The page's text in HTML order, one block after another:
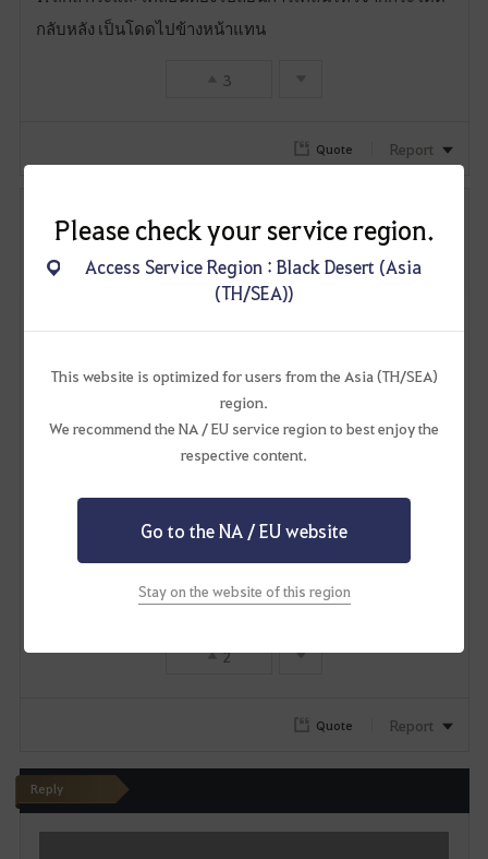
กลับหลัง เป็นโดดไปข้างหน้าแทน
3
Quote Report
Last Edited on : Oct 18, 2021 (UTC+8)
a
v
i
e
Share # 3
ผมเบื่อการที่เบอ aw ต้องต่อยอากาศเพื่อเอาบัฟตีไวมาก ๆ ถ้า
ไม่มีบัฟนี้ การออกสกิลจะช้ามาก ๆ และต้องรำนานกว่าอาชีพ
ใหม่ ถึงจะได้บัฟที่ดี เอาไปใส่ในสกิลอื่น ๆ เลยได้ไหม
อากาศแล้วทุบพื้น ฟาดอากาศแล้วกลับมาควงปืน ชาวบ้าน
เค้ากดสกิลง่าย ๆ ก็ได้บัฟที่มีประสิทธิภาพแล้ว
2
0 2
Lv. 62 ขอจับหน่อย
Quote Report
Reply
Please check your service region.
Access Service Region : Black Desert (Asia
(TH/SEA))
This website is optimized for users from the Asia (TH/SEA)
region.
We recommend the NA / EU service region to best enjoy the
respective content.
Go to the NA / EU website
Stay on the website of this region